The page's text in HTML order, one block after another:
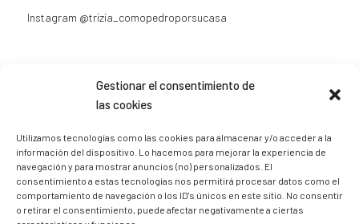
Gestionar el consentimiento de
las cookies
Utilizamos tecnologías como las cookies para almacenar y/o acceder a la
información del dispositivo. Lo hacemos para mejorar la experiencia de
navegación y para mostrar anuncios (no) personalizados. El
consentimiento a estas tecnologías nos permitirá procesar datos como el
comportamiento de navegación o los ID's únicos en este sitio. No consentir
o retirar el consentimiento, puede afectar negativamente a ciertas
Instagram @trizia_comopedroporsucasa
trizia_comopedroporsucasa
Freelance | Web | RRSS
Mi tienda de productos ECO
@lacatalina.shop
Alquila tu Autocaravana en
@caravana_go
Mi blog de viajes